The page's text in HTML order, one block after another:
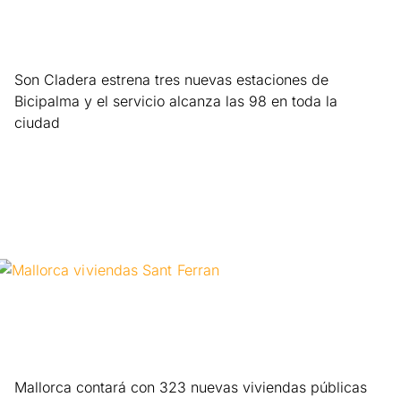
Son Cladera estrena tres nuevas estaciones de
Bicipalma y el servicio alcanza las 98 en toda la
ciudad
Mallorca contará con 323 nuevas viviendas públicas